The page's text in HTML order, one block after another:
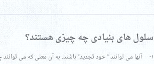
سلول های بنیادی چه چیزی هستند؟
۱- آنها می توانند ” خود تجدید” باشند. به آن معنی که می توانند چند برابر شده و تعداد بیشتری از نوع خودشان ایجاد نمایند.